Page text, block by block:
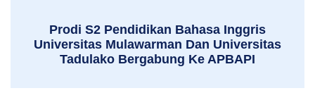
Prodi S2 Pendidikan Bahasa Inggris
Universitas Mulawarman Dan Universitas
Tadulako Bergabung Ke APBAPI